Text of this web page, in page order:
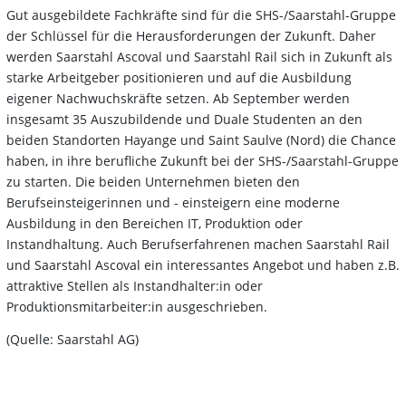
Gut ausgebildete Fachkräfte sind für die SHS-/Saarstahl-Gruppe
der Schlüssel für die Herausforderungen der Zukunft. Daher
werden Saarstahl Ascoval und Saarstahl Rail sich in Zukunft als
starke Arbeitgeber positionieren und auf die Ausbildung
eigener Nachwuchskräfte setzen. Ab September werden
insgesamt 35 Auszubildende und Duale Studenten an den
beiden Standorten Hayange und Saint Saulve (Nord) die Chance
haben, in ihre berufliche Zukunft bei der SHS-/Saarstahl-Gruppe
zu starten. Die beiden Unternehmen bieten den
Berufseinsteigerinnen und - einsteigern eine moderne
Ausbildung in den Bereichen IT, Produktion oder
Instandhaltung. Auch Berufserfahrenen machen Saarstahl Rail
und Saarstahl Ascoval ein interessantes Angebot und haben z.B.
attraktive Stellen als Instandhalter:in oder
Produktionsmitarbeiter:in ausgeschrieben.
(Quelle: Saarstahl AG)